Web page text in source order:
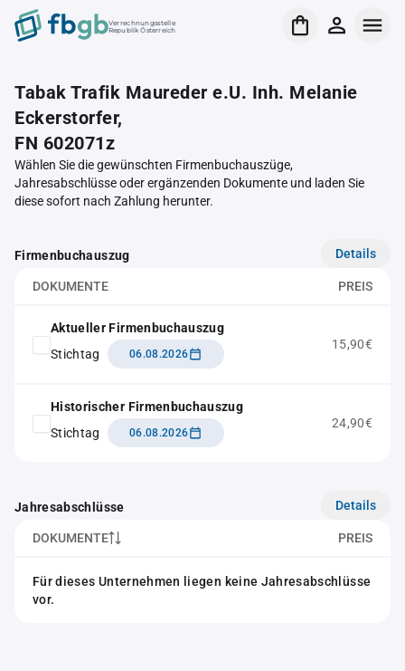
Verrechnungsstelle
Republik Österreich
Tabak Trafik Maureder e.U. Inh. Melanie
Eckerstorfer,
FN 602071z
Wählen Sie die gewünschten Firmenbuchauszüge,
Jahresabschlüsse oder ergänzenden Dokumente und laden Sie
diese sofort nach Zahlung herunter.
Firmenbuchauszug Details
DOKUMENTE PREIS
Aktueller Firmenbuchauszug
Stichtag
06.08.2026
15,90€
Historischer Firmenbuchauszug
Stichtag
06.08.2026
24,90€
Jahresabschlüsse Details
DOKUMENTE PREIS
Für dieses Unternehmen liegen keine Jahresabschlüsse
vor.